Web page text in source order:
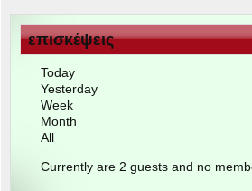
επισκέψεις
Today
Yes­ter­day
Week
Month
All
Cur­rently are 2 guests and no